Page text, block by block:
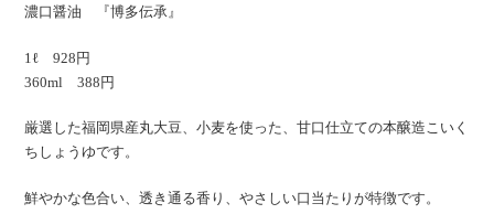
濃口醤油 『博多伝承』
1ℓ 928円
360ml 388円
厳選した福岡県産丸大豆、小麦を使った、甘口仕立ての本醸造こいく
ちしょうゆです。
鮮やかな色合い、透き通る香り、やさしい口当たりが特徴です。